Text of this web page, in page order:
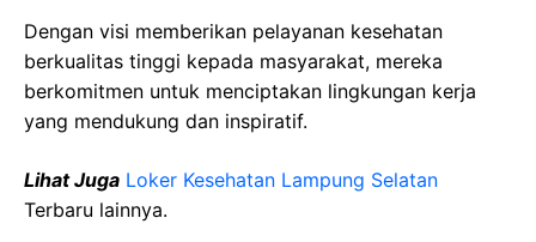
Dengan visi memberikan pelayanan kesehatan
berkualitas tinggi kepada masyarakat, mereka
berkomitmen untuk menciptakan lingkungan kerja
yang mendukung dan inspiratif.
Lihat Juga Loker Kesehatan Lampung Selatan
Terbaru lainnya.